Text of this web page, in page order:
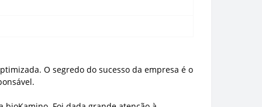
O segredo do sucesso da empresa é o